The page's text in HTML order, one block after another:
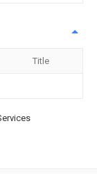
Title